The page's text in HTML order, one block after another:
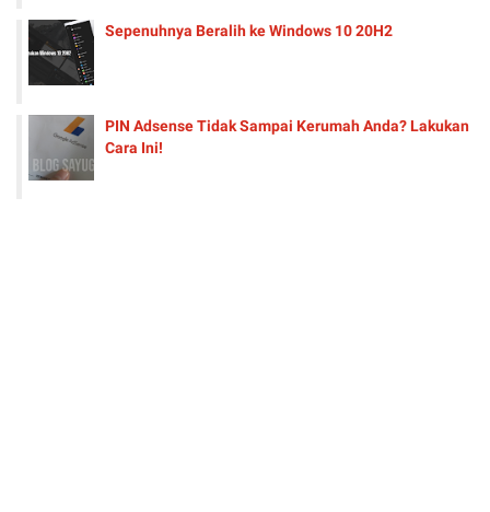
Sepenuhnya Beralih ke Windows 10 20H2
PIN Adsense Tidak Sampai Kerumah Anda? Lakukan
Cara Ini!